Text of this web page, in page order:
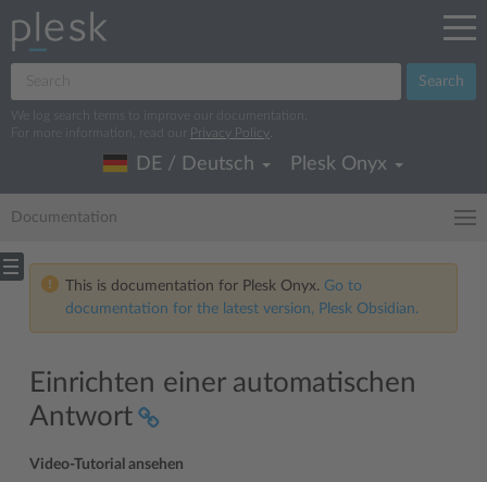
Search
We log search terms to improve our documentation.
For more information, read our
Privacy Policy
DE / Deutsch Plesk Onyx
Documentation
This is documentation for Plesk Onyx. Go to
documentation for the latest version, Plesk Obsidian.
Einrichten einer automatischen
Antwort
Video-Tutorial ansehen